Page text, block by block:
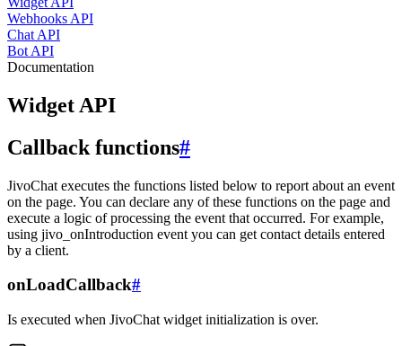
Webhooks API
Chat API
Bot API
Documentation
Widget API
Callback functions#
JivoChat executes the functions listed below to report about an event
on the page. You can declare any of these functions on the page and
execute a logic of processing the event that occurred. For example,
using jivo_onIntroduction event you can get contact details entered
by a client.
onLoadCallback#
Is executed when JivoChat widget initialization is over.